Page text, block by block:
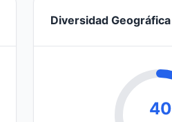
Diversidad Geográfica
40